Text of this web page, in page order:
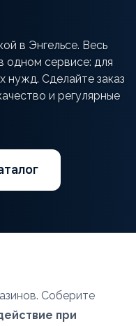
в Энгельсе. Весь
одном сервисе: для
нужд. Сделайте заказ
и регулярные
Соберите
при